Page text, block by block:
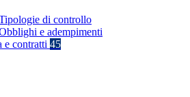
di controllo
e adempimenti
e contratti 45